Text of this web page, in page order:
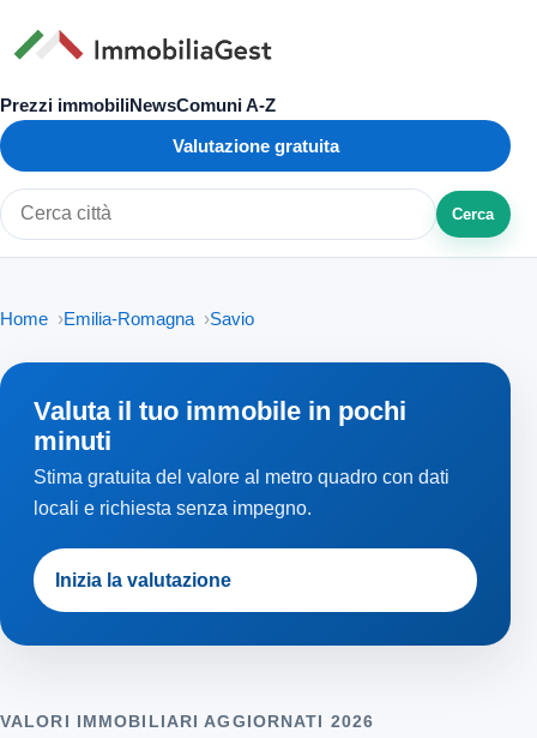
Prezzi immobiliNewsComuni A-Z
Valutazione gratuita
Cerca città o zona
Cerca
Home Emilia-Romagna Savio
Valuta il tuo immobile in pochi
minuti
Stima gratuita del valore al metro quadro con dati
locali e richiesta senza impegno.
Inizia la valutazione
VALORI IMMOBILIARI AGGIORNATI 2026